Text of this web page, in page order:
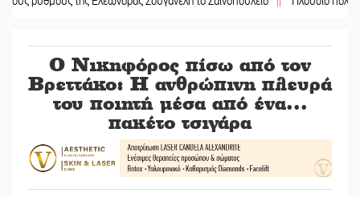
Ο Νικηφόρος πίσω από τον
Βρεττάκο: Η ανθρώπινη πλευρά
του ποιητή μέσα από ένα...
πακέτο τσιγάρα